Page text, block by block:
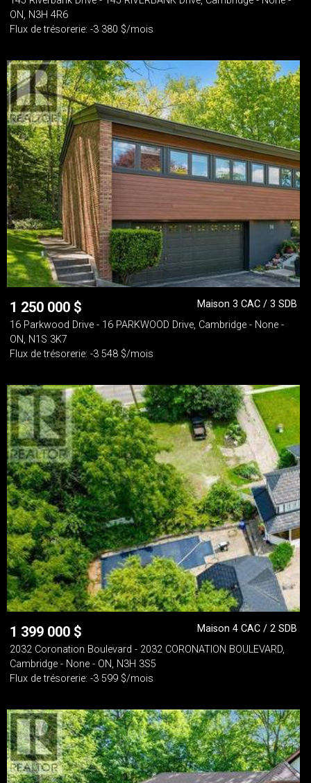
ON, N3H 4R6
Flux de trésorerie: -3 380 $/mois
1 250 000 $
Maison 3 CAC / 3 SDB
16 Parkwood Drive - 16 PARKWOOD Drive, Cambridge - None -
ON, N1S 3K7
Flux de trésorerie: -3 548 $/mois
1 399 000 $
Maison 4 CAC / 2 SDB
2032 Coronation Boulevard - 2032 CORONATION BOULEVARD,
Cambridge - None - ON, N3H 3S5
Flux de trésorerie: -3 599 $/mois